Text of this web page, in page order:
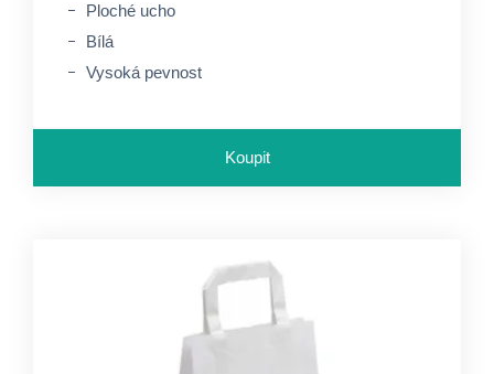
Ploché ucho
Bílá
Vysoká pevnost
Koupit